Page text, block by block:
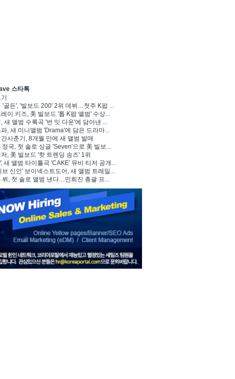
스타톡
'골든', '빌보드 200' 2위 데뷔…첫주 K팝 ...
레이 키즈, 美 빌보드 '톱 K팝 앨범' 수상...
새 앨범 수록곡 '번 잇 다운'에 담아낸 ...
, 새 미니앨범 'Drama'에 담은 드라마...
간사춘기, 8개월 만에 새 앨범 발매
정국, 첫 솔로 싱글 'Seven'으로 美 빌보...
, 美 빌보드 '핫 트렌딩 송즈' 1위
새 앨범 타이틀곡 'CAKE' 뮤비 티저 공개...
브 신인' 보이넥스트도어, 새 앨범 트레일...
뷔, 첫 솔로 앨범 낸다…민희진 총괄 프...